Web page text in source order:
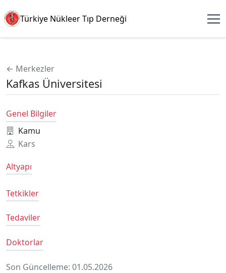
Türkiye Nükleer Tıp Derneği
← Merkezler
Kafkas Üniversitesi
Genel Bilgiler
Kamu
Kars
Altyapı
Tetkikler
Tedaviler
Doktorlar
Son Güncelleme: 01.05.2026